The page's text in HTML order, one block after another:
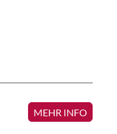
MEHR INFO